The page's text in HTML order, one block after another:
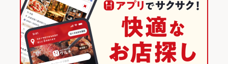
守谷駅 × 居酒屋
守谷駅 × 和風
守谷駅 × 創作
茨城 × 居酒屋
茨城 × 和風
茨城 × 創作
鹿嶋・鉾田・茨城県南部他のグルメランキング
鹿嶋・鉾田・茨城県南部他の居酒屋ランキング
守谷のグルメランキング